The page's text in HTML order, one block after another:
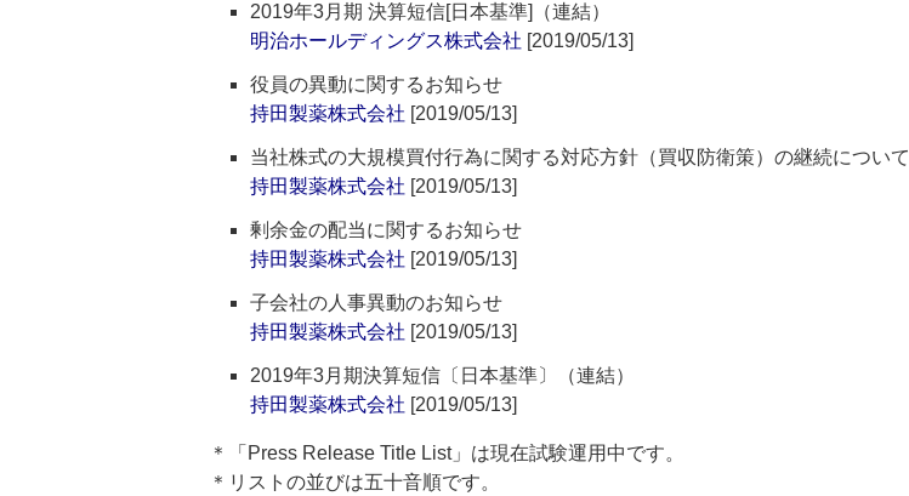
2019年3月期 決算短信[日本基準]（連結）
明治ホールディングス株式会社 [2019/05/13]
役員の異動に関するお知らせ
持田製薬株式会社 [2019/05/13]
当社株式の大規模買付行為に関する対応方針（買収防衛策）の継続について
持田製薬株式会社 [2019/05/13]
剰余金の配当に関するお知らせ
持田製薬株式会社 [2019/05/13]
子会社の人事異動のお知らせ
持田製薬株式会社 [2019/05/13]
2019年3月期決算短信〔日本基準〕（連結）
持田製薬株式会社 [2019/05/13]
＊「Press Release Title List」は現在試験運用中です。
＊リストの並びは五十音順です。